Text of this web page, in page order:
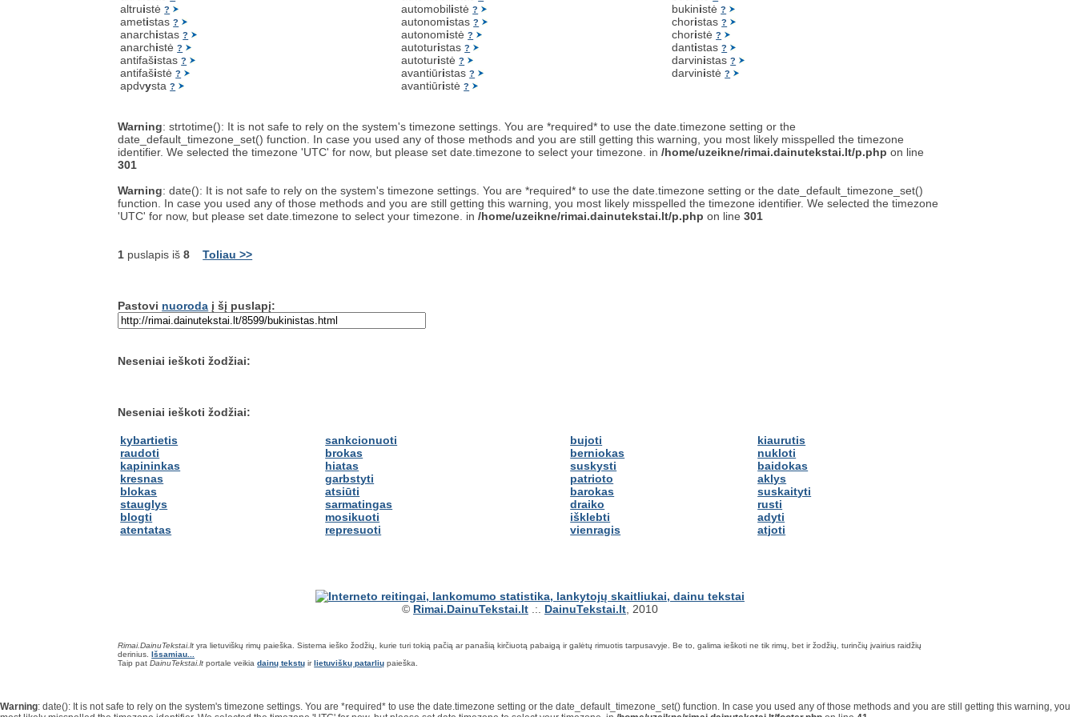
altruistė?
ametistas?
anarchistas?
anarchistė?
antifašistas?
antifašistė?
apdvysta?
automobilistė?
autonomistas?
autonomistė?
autoturistas?
autoturistė?
avantiūristas?
avantiūristė?
bukinistė?
choristas?
choristė?
dantistas?
darvinistas?
darvinistė?
Warning: strtotime(): It is not safe to rely on the system's timezone settings. You are *required* to use the date.timezone setting or the
date_default_timezone_set() function. In case you used any of those methods and you are still getting this warning, you most likely misspelled the timezone
identifier. We selected the timezone 'UTC' for now, but please set date.timezone to select your timezone. in/home/uzeikne/rimai.dainutekstai.lt/p.php on line
301
Warning: date(): It is not safe to rely on the system's timezone settings. You are *required* to use the date.timezone setting or the date_default_timezone_set()
function. In case you used any of those methods and you are still getting this warning, you most likely misspelled the timezone identifier. We selected the timezone
'UTC' for now, but please set date.timezone to select your timezone. in/home/uzeikne/rimai.dainutekstai.lt/p.php on line301
1 puslapis iš8 Toliau >>
Pastovi nuoroda į šį puslapį:
Neseniai ieškoti žodžiai:
Neseniai ieškoti žodžiai:
kybartietis
raudoti
kapininkas
kresnas
blokas
stauglys
blogti
atentatas
sankcionuoti
brokas
hiatas
garbstyti
atsiūti
sarmatingas
mosikuoti
represuoti
bujoti
berniokas
suskysti
patrioto
barokas
draiko
išklebti
vienragis
kiaurutis
nukloti
baidokas
aklys
suskaityti
rusti
adyti
atjoti
© Rimai.DainuTekstai.lt .:. DainuTekstai.lt , 2010
Rimai.DainuTekstai.lt yra lietuviškų rimų paieška. Sistema ieško žodžių, kurie turi tokią pačią ar panašią kirčiuotą pabaigą ir galėtų rimuotis tarpusavyje. Be to, galima ieškoti ne tik rimų, bet ir žodžių, turinčių įvairius raidžių
derinius.Išsamiau...
Taip patDainuTekstai.lt portale veikiadainų tekstų irlietuviškų patarlių paieška.
Warning: date(): It is not safe to rely on the system's timezone settings. You are *required* to use the date.timezone setting or the date_default_timezone_set() function. In case you used any of those methods and you are still getting this warning, you